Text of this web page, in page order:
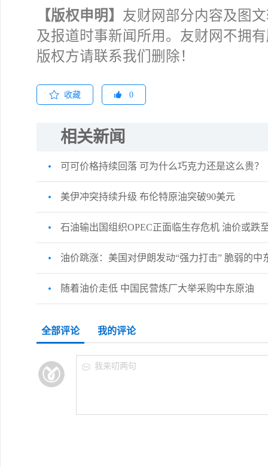
【版权申明】 友财网部分内容及图
及报道时事新闻所用。友财网不拥
版权方请联系我们删除！
收藏 0
相关新闻
可可价格持续回落 可为什么巧克力还是这么贵？
美伊冲突持续升级 布伦特原油突破90美元
石油输出国组织OPEC正面临生存危机 油价或跌
油价跳涨：美国对伊朗发动“强力打击” 脆弱的中
随着油价走低 中国民营炼厂大举采购中东原油
全部评论 我的评论
我来叨两句